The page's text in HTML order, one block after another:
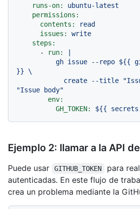
runs-on:
ubuntu-latest
permissions:
contents:
read
issues:
write
steps:
-
run:
}} \
env:
GH_TOKEN:
${{
Ejemplo 2: llamar a la API
Puede usar GITHUB_TOKEN
para
autenticadas. En este flujo de
crea un problema mediante la